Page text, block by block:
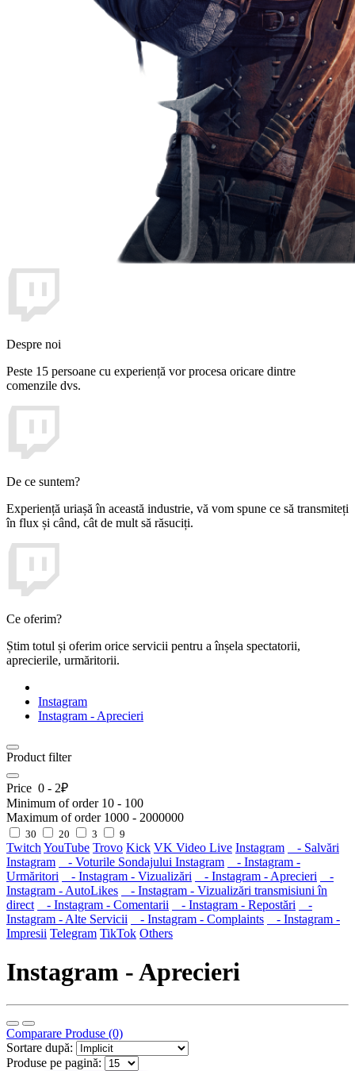
Despre noi
Peste 15 persoane cu experiență vor procesa oricare dintre
comenzile dvs.
De ce suntem?
Experiență uriașă în această industrie, vă vom spune ce să transmiteți
în flux și când, cât de mult să răsuciți.
Ce oferim?
Știm totul și oferim orice servicii pentru a înșela spectatorii,
aprecierile, urmăritorii.
Instagram
Instagram - Aprecieri
Product filter
Price 0 - 2₽
Minimum of order 10 - 100
Maximum of order 1000 - 2000000
30 20 3 9
Twitch YouTube Trovo Kick VK Video Live Instagram
- Salvări
Instagram
- Voturile Sondajului Instagram
- Instagram -
Urmăritori
- Instagram - Vizualizări - Instagram - Aprecieri
-
Instagram - AutoLikes
- Instagram - Vizualizări transmisiuni în
direct
- Instagram - Comentarii - Instagram - Repostări
-
Instagram - Alte Servicii
- Instagram - Complaints
- Instagram -
Impresii Telegram TikTok Others
Instagram - Aprecieri
Comparare Produse (0)
Sortare după:
Produse pe pagină: